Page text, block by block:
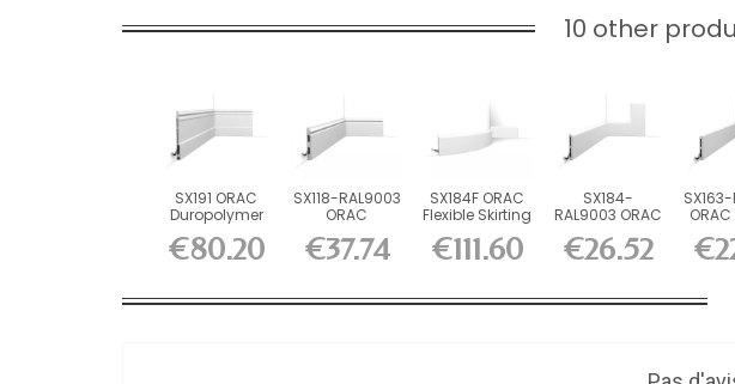
10 other
SX191 ORAC
Duropolymer
cm
€80.20
SX118-RAL9003
ORAC
Skirting...
€37.74
SX184F ORAC
Flexible Skirting
€111.60
SX184-
RAL9003 ORAC
RAL9003...
€26.52